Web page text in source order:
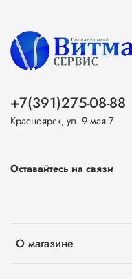
О магазине
+7(391)275-08-88
Красноярск, ул. 9 мая 7
Оставайтесь на связи